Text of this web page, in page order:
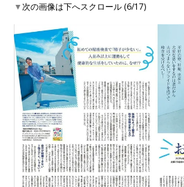
▼次の画像は下へスクロール (6/17)